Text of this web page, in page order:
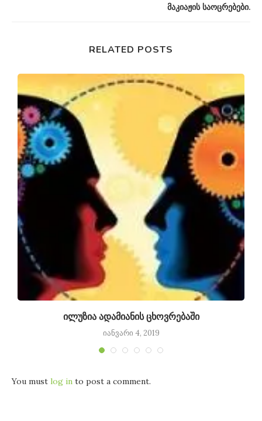
მაკიაჟის საოცრებები.
RELATED POSTS
ილუზია ადამიანის ცხოვრებაში
იანვარი 4, 2019
You must log in to post a comment.